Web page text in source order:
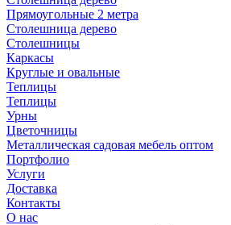
Прямоугольные 2 метра
Столешница дерево
Столешницы
Каркасы
Круглые и овальные
Теплицы
Теплицы
Урны
Цветочницы
Металлическая садовая мебель оптом
Портфолио
Услуги
Доставка
Контакты
О нас